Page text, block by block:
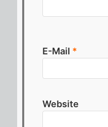
E-Mail *
Website